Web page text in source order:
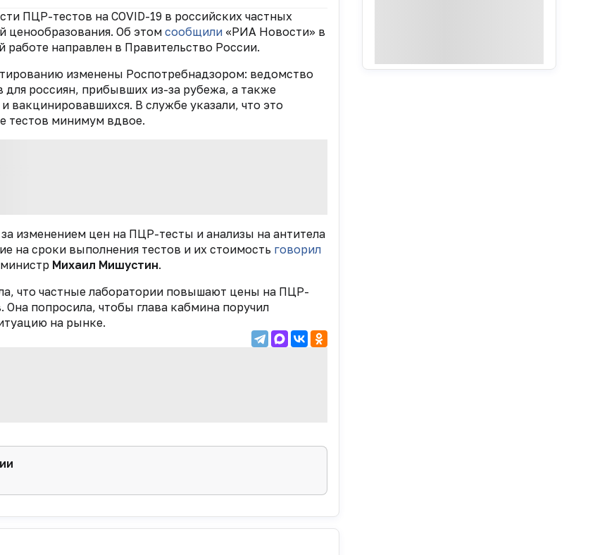
ПЦР-тестов на COVID-19 в российских частных
ценообразования. Об этом сообщили «РИА Новости» в
направлен в Правительство России.
изменены Роспотребнадзором: ведомство
для россиян, прибывших из-за рубежа, а также
вакцинировавшихся. В службе указали, что это
тестов минимум вдвое.
изменением цен на ПЦР-тесты и анализы на антитела
на сроки выполнения тестов и их стоимость говорил
Михаил Мишустин.
что частные лаборатории повышают цены на ПЦР-
попросила, чтобы глава кабмина поручил
на рынке.